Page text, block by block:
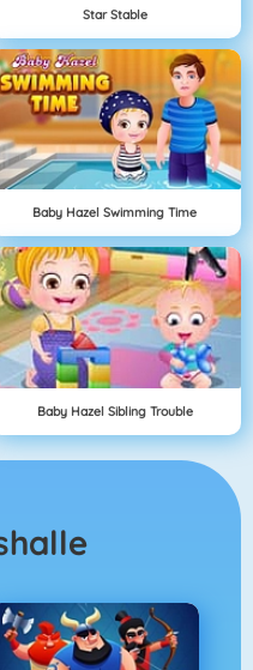
Star Stable
Baby Hazel Swimming Time
Baby Hazel Sibling Trouble